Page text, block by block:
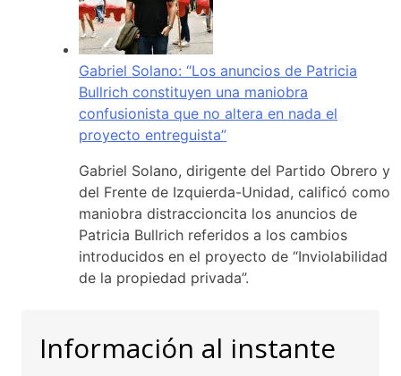
Gabriel Solano: “Los anuncios de Patricia
Bullrich constituyen una maniobra
confusionista que no altera en nada el
proyecto entreguista”
Gabriel Solano, dirigente del Partido Obrero y
del Frente de Izquierda-Unidad, calificó como
maniobra distraccioncita los anuncios de
Patricia Bullrich referidos a los cambios
introducidos en el proyecto de “Inviolabilidad
de la propiedad privada”.
Información al instante